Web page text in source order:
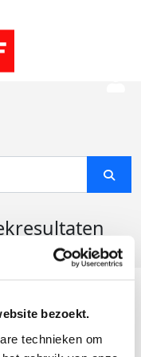
bezoekt.
technieken om